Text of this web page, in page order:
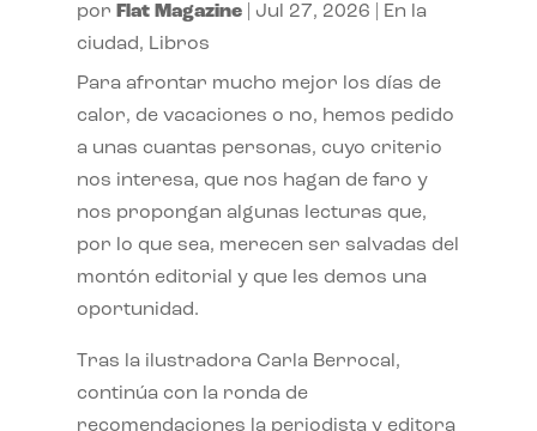
por Flat Magazine| Jul 27, 2026
En la
ciudad, Libros
Para afrontar mucho mejor los días de
calor, de vacaciones o no, hemos pedido
a unas cuantas personas, cuyo criterio
nos interesa, que nos hagan de faro y
nos propongan algunas lecturas que,
por lo que sea, merecen ser salvadas del
montón editorial y que les demos una
oportunidad.
Tras la ilustradora Carla Berrocal,
continúa con la ronda de
recomendaciones la periodista y editora